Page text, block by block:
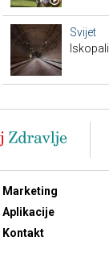
Svijet
Marketing
Aplikacije
Kontakt